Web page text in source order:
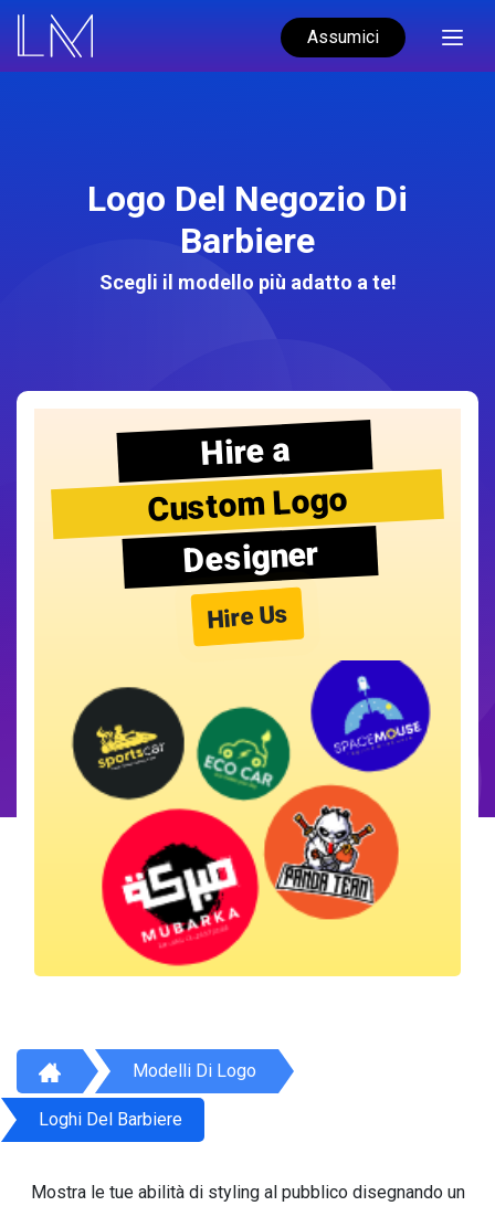
Assumici
Logo Del Negozio Di
Barbiere
Scegli il modello più adatto a te!
Hire a
Custom Logo
Designer
Hire Us
Modelli Di Logo
Loghi Del Barbiere
Mostra le tue abilità di styling al pubblico disegnando un